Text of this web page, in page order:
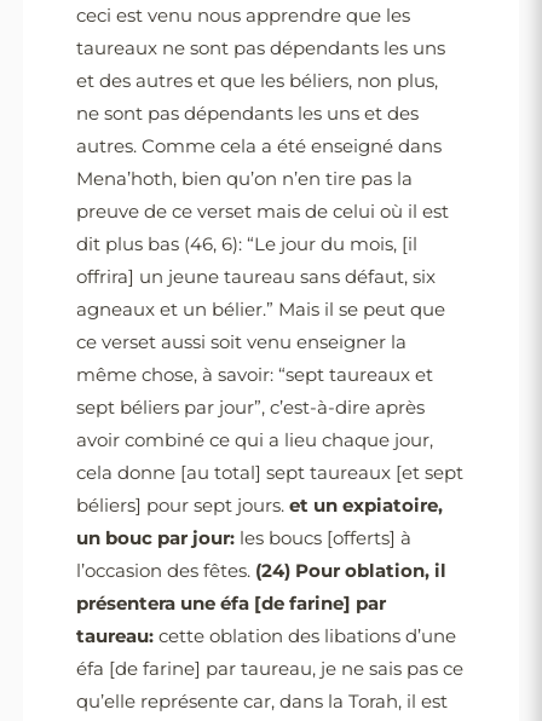
ceci est venu nous apprendre que les
taureaux ne sont pas dépendants les uns
et des autres et que les béliers, non plus,
ne sont pas dépendants les uns et des
autres. Comme cela a été enseigné dans
Mena’hoth, bien qu’on n’en tire pas la
preuve de ce verset mais de celui où il est
dit plus bas (46, 6): “Le jour du mois, [il
offrira] un jeune taureau sans défaut, six
agneaux et un bélier.” Mais il se peut que
ce verset aussi soit venu enseigner la
même chose, à savoir: “sept taureaux et
sept béliers par jour”, c’est-à-dire après
avoir combiné ce qui a lieu chaque jour,
cela donne [au total] sept taureaux [et sept
béliers] pour sept jours.et un expiatoire,
un bouc par jour: les boucs [offerts] à
l’occasion des fêtes. (24) Pour oblation, il
présentera une éfa [de farine] par
taureau:cette oblation des libations d’une
éfa [de farine] par taureau, je ne sais pas ce
qu’elle représente car, dans la Torah, il est